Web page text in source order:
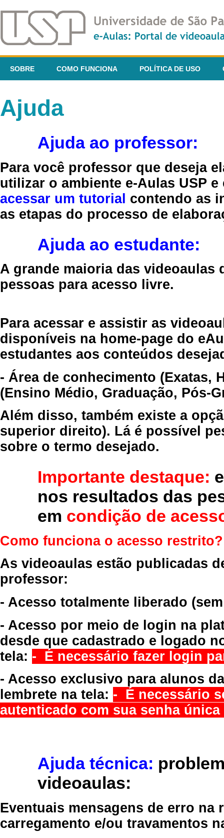
SOBRE COMO FUNCIONA POLÍTICA DE USO
Ajuda
Ajuda ao professor:
Para você professor que deseja
utilizar o ambiente e-Aulas USP
acessar um tutorial contendo as
as etapas do processo de
Ajuda ao estudante:
A grande maioria das videoaulas
pessoas para acesso livre.
Para acessar e assistir as
disponíveis na home-page do
estudantes aos conteúdos
- Área de conhecimento (Exatas,
(Ensino Médio, Graduação, Pós-
Além disso, também existe a
superior direito). Lá é possível
sobre o termo desejado.
Importante destaque:
nos resultados das
em condição de
Como funciona o acesso restrito?
As videoaulas estão publicadas
professor:
- Acesso totalmente liberado
- Acesso por meio de login na
desde que cadastrado e logado
tela: - É necessário fazer login
- Acesso exclusivo para alunos
lembrete na tela: - É necessário
autenticado com sua senha
Ajuda técnica:
videoaulas:
Eventuais mensagens de erro
carregamento e/ou travamentos